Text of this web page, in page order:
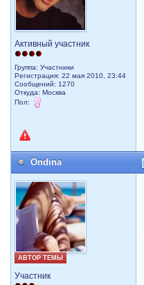
Активный участник
Группа: Участники
Регистрация: 22 мая 2010, 23:44
Сообщений: 1270
Откуда: Москва
Пол:
Ondina
АВТОР ТЕМЫ
Участник